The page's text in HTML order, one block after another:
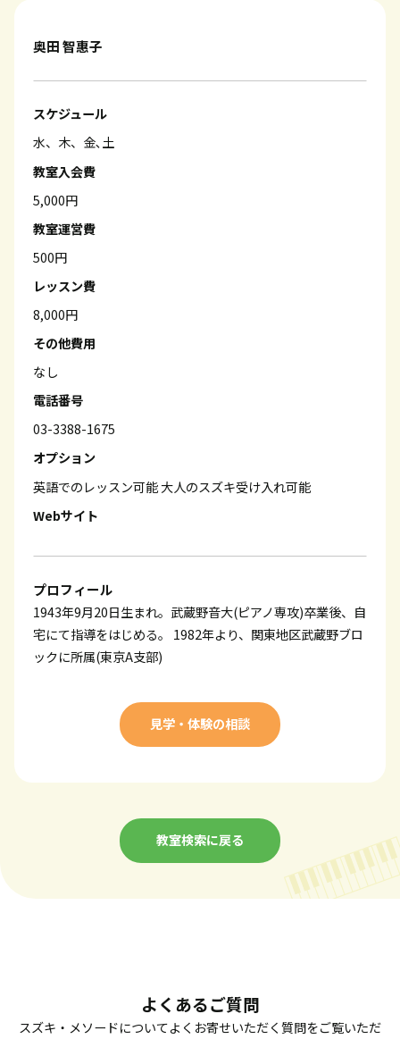
奥田 智惠子
スケジュール
水、木、金､土
教室入会費
5,000円
教室運営費
500円
レッスン費
8,000円
その他費用
なし
電話番号
03-3388-1675
オプション
英語でのレッスン可能大人のスズキ受け入れ可能
Webサイト
プロフィール
1943年9月20日生まれ。武蔵野音大(ピアノ専攻)卒業後、自
宅にて指導をはじめる。 1982年より、関東地区武蔵野ブロ
ックに所属(東京A支部)
見学・体験の相談
教室検索に戻る
よくあるご質問
スズキ・メソードについてよくお寄せいただく質問をご覧いただ